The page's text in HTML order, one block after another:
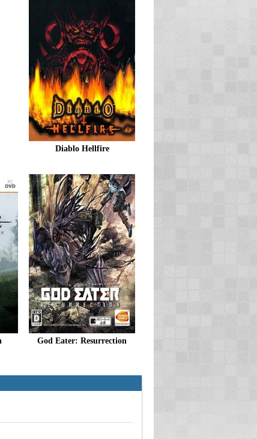
Diablo Hellfire
God Eater: Resurrection